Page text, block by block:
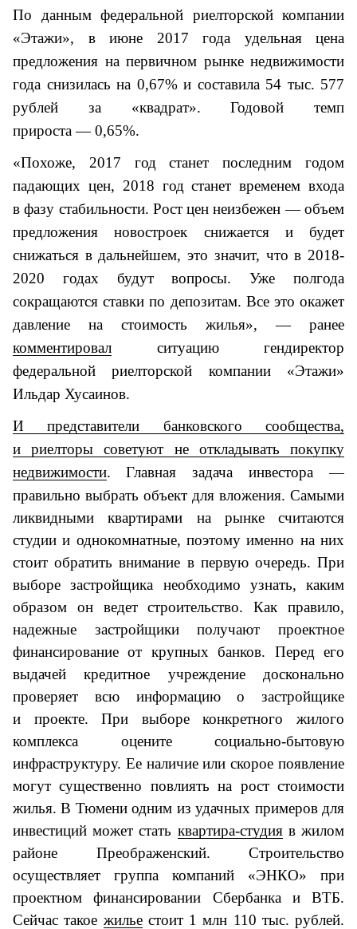
По данным федеральной риелторской компании
«Этажи», в июне 2017 года удельная цена
предложения на первичном рынке недвижимости
года снизилась на 0,67% и составила 54 тыс. 577
рублей за «квадрат». Годовой темп
прироста — 0,65%.
«Похоже, 2017 год станет последним годом
падающих цен, 2018 год станет временем входа
в фазу стабильности. Рост цен неизбежен — объем
предложения новостроек снижается и будет
снижаться в дальнейшем, это значит, что в 2018-
2020 годах будут вопросы. Уже полгода
сокращаются ставки по депозитам. Все это окажет
давление на стоимость жилья», — ранее
комментировал ситуацию гендиректор
федеральной риелторской компании «Этажи»
Ильдар Хусаинов.
И представители банковского сообщества,
и риелторы советуют не откладывать покупку
недвижимости.
Главная задача инвестора —
правильно выбрать объект для вложения. Самыми
ликвидными квартирами на рынке считаются
студии и однокомнатные, поэтому именно на них
стоит обратить внимание в первую очередь. При
выборе застройщика необходимо узнать, каким
образом он ведет строительство. Как правило,
надежные застройщики получают проектное
финансирование от крупных банков. Перед его
выдачей кредитное учреждение досконально
проверяет всю информацию о застройщике
и проекте. При выборе конкретного жилого
комплекса оцените социально-бытовую
инфраструктуру. Ее наличие или скорое появление
могут существенно повлиять на рост стоимости
жилья. В Тюмени одним из удачных примеров для
инвестиций может стать квартира-студияв жилом
районе Преображенский. Строительство
осуществляет группа компаний «ЭНКО» при
проектном финансировании Сбербанка и ВТБ.
Сейчас такое жильестоит 1 млн 110 тыс. рублей.